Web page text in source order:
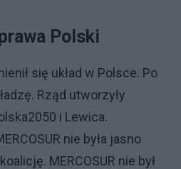
Polski
się układ w Polsce. Po
Rząd utworzyły
i Lewica.
nie była jasno
MERCOSUR nie był